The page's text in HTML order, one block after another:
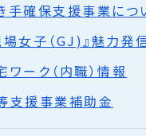
場女子（GJ)』魅力発
ーク（内職）情報
支援事業補助金